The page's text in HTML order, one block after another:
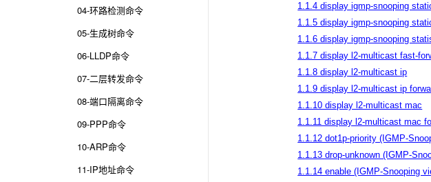
04-环路检测命令
05-生成树命令
06-LLDP命令
07-二层转发命令
08-端口隔离命令
09-PPP命令
10-ARP命令
11-IP地址命令
1.1.4 display igmp-snooping
1.1.5 display igmp-snooping
1.1.6 display igmp-snooping
1.1.7 display l2-multicast fast-
1.1.8 display l2-multicast ip
1.1.9 display l2-multicast ip
1.1.10 display l2-multicast mac
1.1.11 display l2-multicast mac
1.1.12 dot1p-priority (IGMP-
1.1.13 drop-unknown (IGMP-
1.1.14 enable (IGMP-Snooping